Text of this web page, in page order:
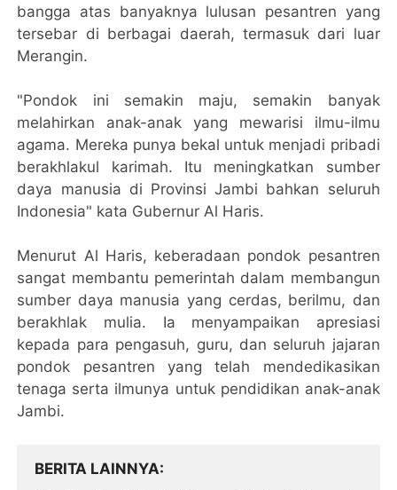
bangga atas banyaknya lulusan pesantren yang
tersebar di berbagai daerah, termasuk dari luar
Merangin.
"Pondok ini semakin maju, semakin banyak
melahirkan anak-anak yang mewarisi ilmu-ilmu
agama. Mereka punya bekal untuk menjadi pribadi
berakhlakul karimah. Itu meningkatkan sumber
daya manusia di Provinsi Jambi bahkan seluruh
Indonesia" kata Gubernur Al Haris.
Menurut Al Haris, keberadaan pondok pesantren
sangat membantu pemerintah dalam membangun
sumber daya manusia yang cerdas, berilmu, dan
berakhlak mulia. Ia menyampaikan apresiasi
kepada para pengasuh, guru, dan seluruh jajaran
pondok pesantren yang telah mendedikasikan
tenaga serta ilmunya untuk pendidikan anak-anak
Jambi.
BERITA LAINNYA